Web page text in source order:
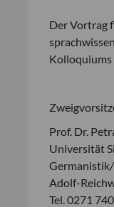
Der Vortrag
Prof. Dr.
Universität
Adolf-
Tel. 0271